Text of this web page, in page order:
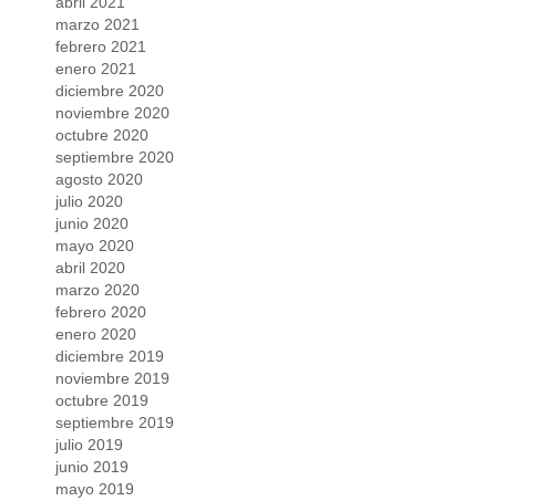
marzo 2021
febrero 2021
enero 2021
diciembre 2020
noviembre 2020
octubre 2020
septiembre 2020
agosto 2020
julio 2020
junio 2020
mayo 2020
abril 2020
marzo 2020
febrero 2020
enero 2020
diciembre 2019
noviembre 2019
octubre 2019
septiembre 2019
julio 2019
junio 2019
mayo 2019